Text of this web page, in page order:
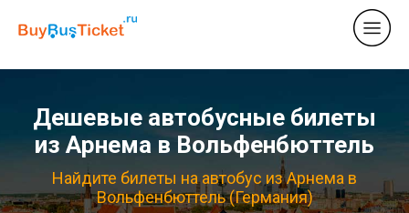
Дешевые автобусные билеты
из Арнема в Вольфенбюттель
Найдите билеты на автобус из Арнема в
Вольфенбюттель (Германия)